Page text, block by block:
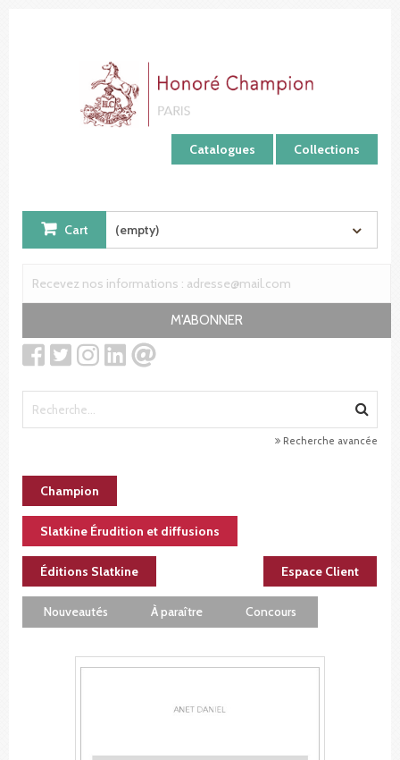
Catalogues Collections
Cart (empty)
M'ABONNER
Recherche avancée
Champion
Slatkine Érudition et diffusions
Éditions Slatkine Espace Client
Nouveautés À paraître Concours